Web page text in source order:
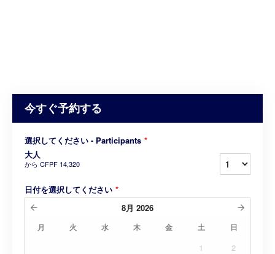
今すぐ予約する
選択してください - Participants *
大人
から CFPF 14,320
日付を選択してください *
8月 2026
月 火 水 木 金 土 日
1
2